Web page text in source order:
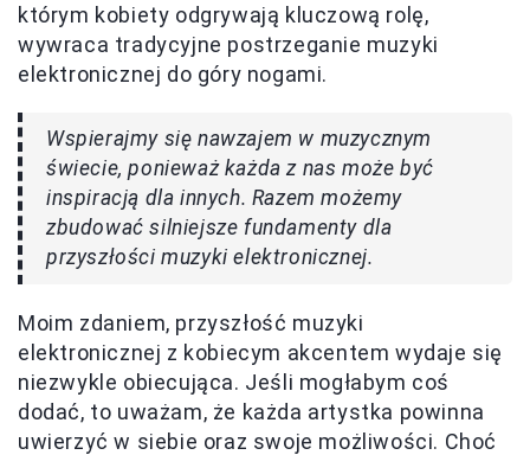
którym kobiety odgrywają kluczową rolę,
wywraca tradycyjne postrzeganie muzyki
elektronicznej do góry nogami.
Wspierajmy się nawzajem w muzycznym
świecie, ponieważ każda z nas może być
inspiracją dla innych. Razem możemy
zbudować silniejsze fundamenty dla
przyszłości muzyki elektronicznej.
Moim zdaniem, przyszłość muzyki
elektronicznej z kobiecym akcentem wydaje się
niezwykle obiecująca. Jeśli mogłabym coś
dodać, to uważam, że każda artystka powinna
uwierzyć w siebie oraz swoje możliwości. Choć